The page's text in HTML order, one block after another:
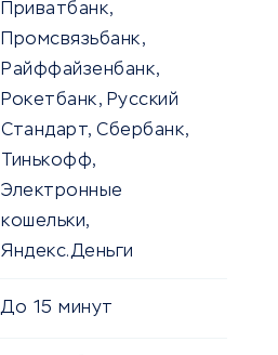
Приватбанк,
Промсвязьбанк,
Райффайзенбанк,
Рокетбанк, Русский
Стандарт, Сбербанк,
Тинькофф,
Электронные
кошельки,
Яндекс.Деньги
До 15 минут